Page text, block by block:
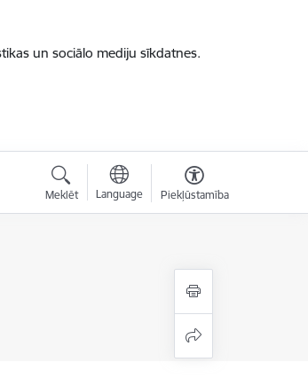
un sociālo mediju sīkdatnes.
Meklēt Language Piekļūstamība